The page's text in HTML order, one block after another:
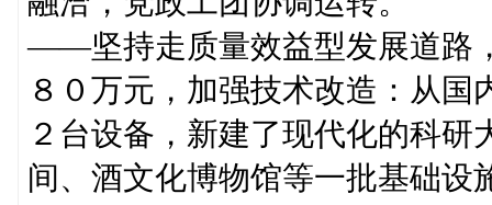
——坚持走质量效益型发展道路
８０万元，加强技术改造：从
２台设备，新建了现代化的科
间、酒文化博物馆等一批基础设